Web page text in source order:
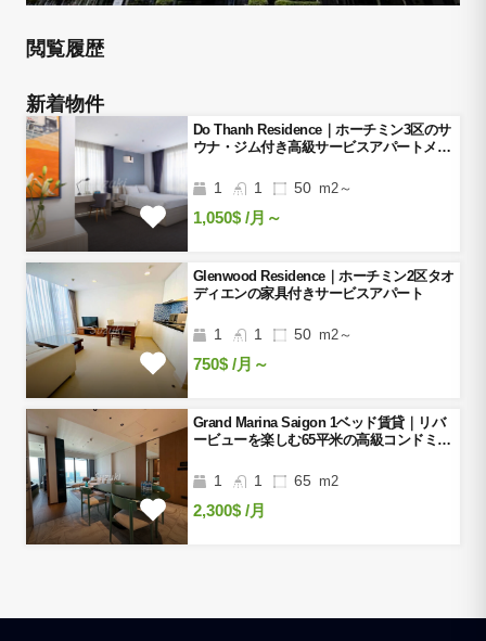
閲覧履歴
新着物件
Do Thanh Residence｜ホーチミン3区のサ
ウナ・ジム付き高級サービスアパートメン
1 1 50 m2～
1,050$ /月～
Glenwood Residence｜ホーチミン2区タオ
ディエンの家具付きサービスアパート
1 1 50 m2～
750$ /月～
Grand Marina Saigon 1ベッド賃貸｜リバ
ービューを楽しむ65平米の高級コンドミニ
1 1 65 m2
2,300$ /月